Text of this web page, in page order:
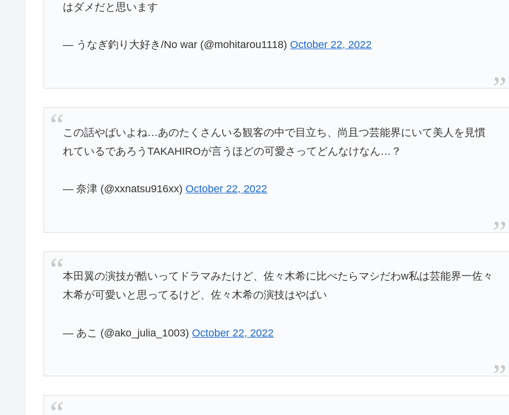
はダメだと思います
— うなぎ釣り大好き/No war (@mohitarou1118)October 22, 2022
この話やばいよね…あのたくさんいる観客の中で目立ち、尚且つ芸能界にいて美人を見慣
れているであろうTAKAHIROが言うほどの可愛さってどんなけなん…？
— 奈津 (@xxnatsu916xx)October 22, 2022
本田翼の演技が酷いってドラマみたけど、佐々木希に比べたらマシだわw私は芸能界一佐々
木希が可愛いと思ってるけど、佐々木希の演技はやばい
— あこ (@ako_julia_1003)October 22, 2022